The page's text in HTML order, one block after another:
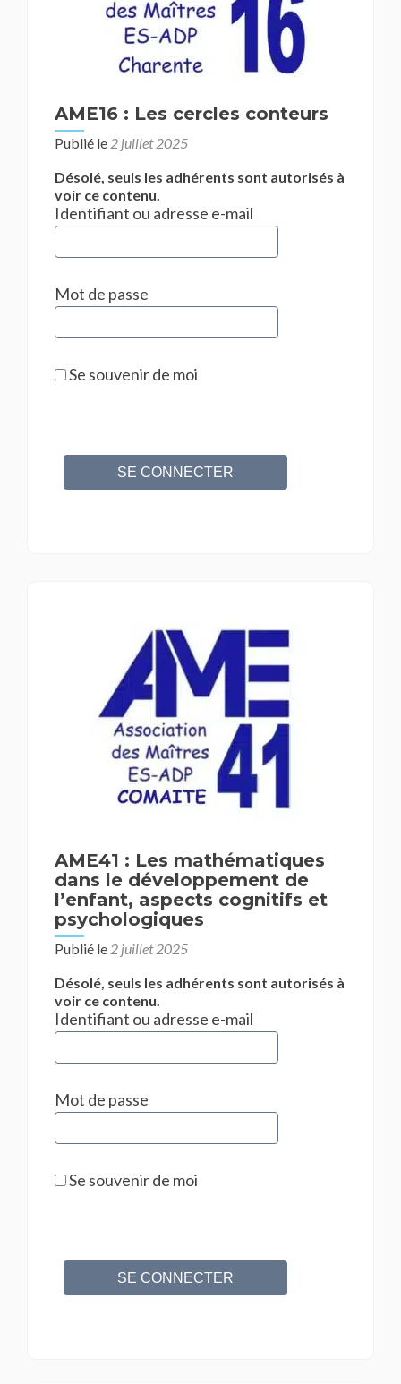
AME16 : Les cercles conteurs
Publié le 2 juillet 2025
Désolé, seuls les adhérents sont autorisés à
voir ce contenu.
Identifiant ou adresse e-mail
Mot de passe
Se souvenir de moi
AME41 : Les mathématiques
dans le développement de
l’enfant, aspects cognitifs et
psychologiques
Publié le 2 juillet 2025
Désolé, seuls les adhérents sont autorisés à
voir ce contenu.
Identifiant ou adresse e-mail
Mot de passe
Se souvenir de moi